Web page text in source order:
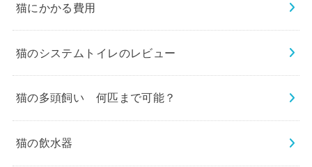
猫にかかる費用
猫のシステムトイレのレビュー
猫の多頭飼い 何匹まで可能？
猫の飲水器